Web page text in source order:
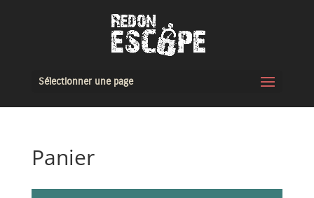
Sélectionner une page
Panier